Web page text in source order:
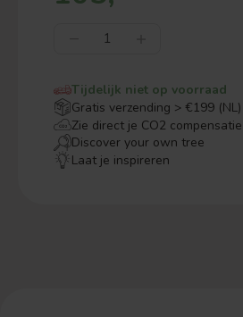
Tijdelijk niet op voorraad
Gratis verzending > €199 (NL)
Zie direct je CO2 compensatie
Discover your own tree
Laat je inspireren